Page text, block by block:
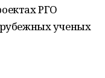
РГО
ученых